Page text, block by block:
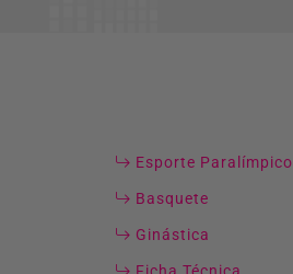
Esporte Paralímpico
Basquete
Ginástica